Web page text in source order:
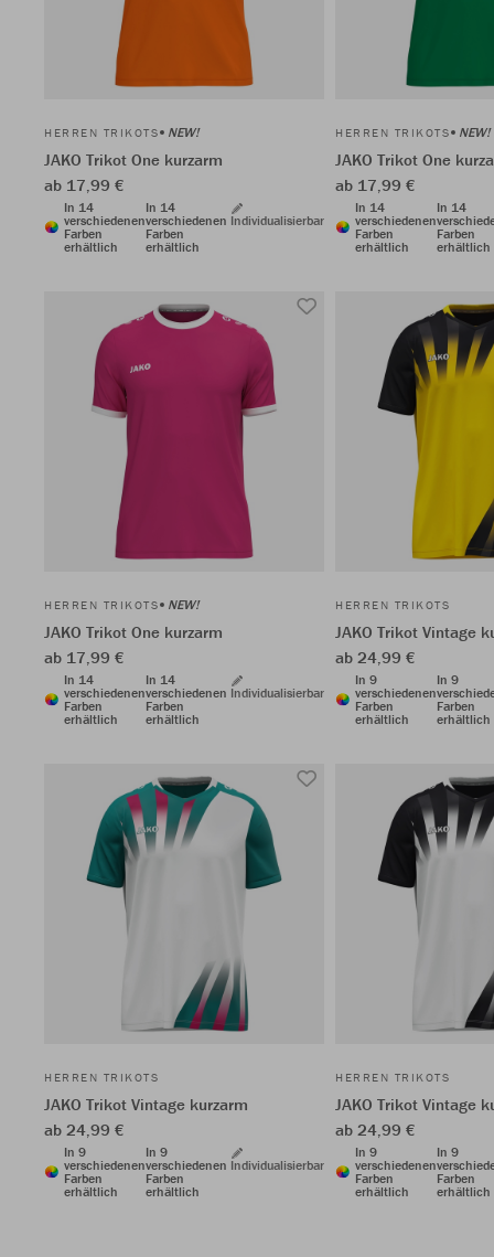
HERREN TRIKOTS NEW!
JAKO Trikot One kurzarm
ab 17,99 €
In 14
verschiedenen
Farben
erhältlich
In 14
verschiedenen
Farben
erhältlich
Individualisierbar
HERREN TRIKOTS NEW!
JAKO Trikot One
ab 17,99 €
In 14
verschiedenen
Farben
erhältlich
In 14
Farben
erhältlich
HERREN TRIKOTS NEW!
JAKO Trikot One kurzarm
ab 17,99 €
In 14
verschiedenen
Farben
erhältlich
In 14
verschiedenen
Farben
erhältlich
Individualisierbar
HERREN TRIKOTS
JAKO Trikot Vintage
ab 24,99 €
In 9
verschiedenen
Farben
erhältlich
In 9
Farben
erhältlich
HERREN TRIKOTS
JAKO Trikot Vintage kurzarm
ab 24,99 €
In 9
verschiedenen
Farben
erhältlich
In 9
verschiedenen
Farben
erhältlich
Individualisierbar
HERREN TRIKOTS
JAKO Trikot Vintage
ab 24,99 €
In 9
verschiedenen
Farben
erhältlich
In 9
Farben
erhältlich